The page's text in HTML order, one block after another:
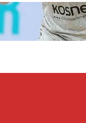
Olimpiji, dok